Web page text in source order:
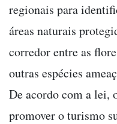
regionais para
áreas naturais
corredor entre as
outras espécies
De acordo com a lei,
promover o turismo